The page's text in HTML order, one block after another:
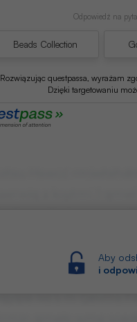
Odpowiedź na
Beads Collection
Rozwiązując questpassa, wyrażam
Dzięki targetowaniu
Aby
i
d Vyfmriq
d Lmwdtereqm
hvyżcrą